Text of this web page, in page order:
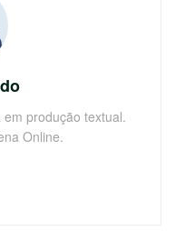
produção textual.
Online.